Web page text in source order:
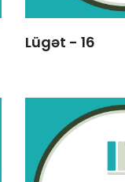
Lügət - 16